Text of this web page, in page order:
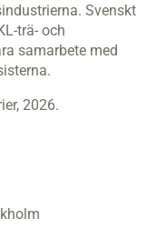
Svenskt
trä- och
samarbete med
2026.